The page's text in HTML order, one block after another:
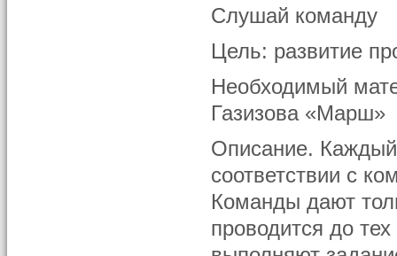
Слушай команду
Цель: развитие
Необходимый
Газизова «Марш»
Описание.
соответствии с
Команды дают
проводится до